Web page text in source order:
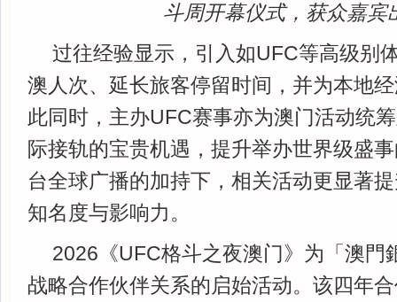
斗周开幕仪式，获众嘉宾
过往经验显示，引入如UFC等高级别
澳人次、延长旅客停留时间，并为本地
此同时，主办UFC赛事亦为澳门活动统
际接轨的宝贵机遇，提升举办世界级盛
台全球广播的加持下，相关活动更显著
知名度与影响力。
2026《UFC格斗之夜澳门》为「澳門
战略合作伙伴关系的启始活动。该四年